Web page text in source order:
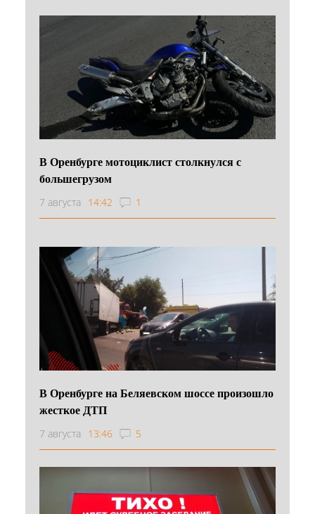
В Оренбурге мотоциклист столкнулся с
большегрузом
7 августа 14:42 1
В Оренбурге на Беляевском шоссе произошло
жесткое ДТП
7 августа 13:46 5